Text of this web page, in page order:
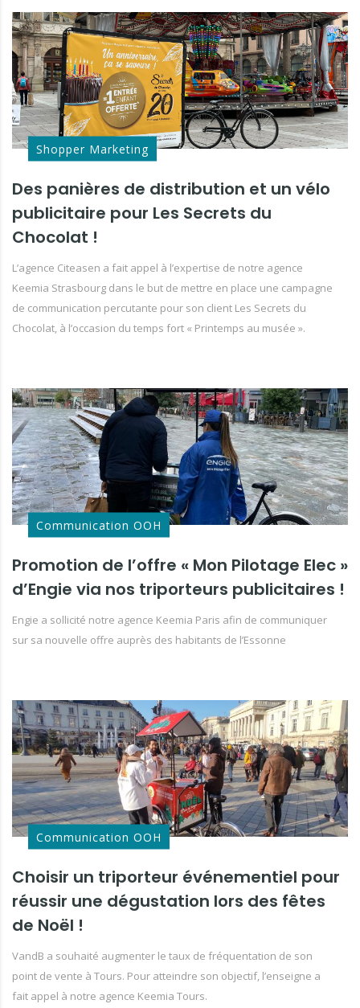
Shopper Marketing
Des panières de distribution et un vélo
publicitaire pour Les Secrets du
Chocolat !
L’agence Citeasen a fait appel à l’expertise de notre agence
Keemia Strasbourg dans le but de mettre en place une campagne
de communication percutante pour son client Les Secrets du
Chocolat, à l’occasion du temps fort « Printemps au musée ».
Communication OOH
Promotion de l’offre « Mon Pilotage Elec »
d’Engie via nos triporteurs publicitaires !
Engie a sollicité notre agence Keemia Paris afin de communiquer
sur sa nouvelle offre auprès des habitants de l’Essonne
Communication OOH
Choisir un triporteur événementiel pour
réussir une dégustation lors des fêtes
de Noël !
VandB a souhaité augmenter le taux de fréquentation de son
point de vente à Tours. Pour atteindre son objectif, l’enseigne a
fait appel à notre agence Keemia Tours.